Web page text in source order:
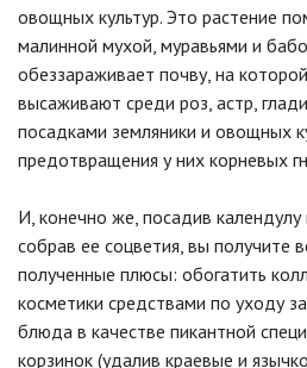
овощных культур. Это растение
малинной мухой, муравьями и
обеззараживает почву, на
высаживают среди роз, астр,
посадками земляники и овощных
предотвращения у них корневых
И, конечно же, посадив календулу
собрав ее соцветия, вы получите
полученные плюсы: обогатить
косметики средствами по уходу
блюда в качестве пикантной
корзинок (удалив краевые и